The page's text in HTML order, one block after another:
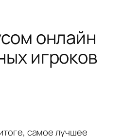
онлайн
игроков
самое лучшее